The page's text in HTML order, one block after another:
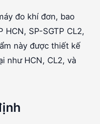
đo khí đơn, bao
HCN, SP-SGTP CL2,
này được thiết kế
như HCN, CL2, và